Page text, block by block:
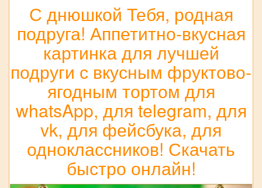
С днюшкой Тебя, родная
подруга! Аппетитно-вкусная
картинка для лучшей
подруги с вкусным фруктово-
ягодным тортом для
whatsApp, для telegram, для
vk, для фейсбука, для
одноклассников! Скачать
быстро онлайн!